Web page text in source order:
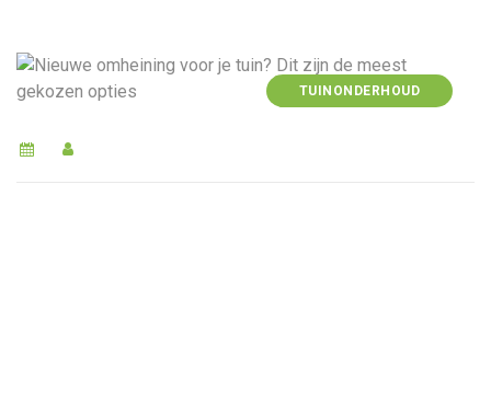
TUINONDERHOUD